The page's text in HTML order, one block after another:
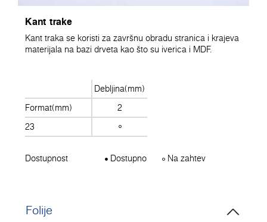
Kant trake
Kant traka se koristi za završnu obradu stranica i krajeva
materijala na bazi drveta kao što su iverica i MDF.
Debljina(mm)
Format(mm)
2
23
Dostupnost Dostupno Na zahtev
Folije